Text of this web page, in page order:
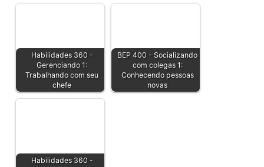
Habilidades 360 -
Gerenciando 1:
Trabalhando com seu
chefe
BEP 400 - Socializando
com colegas 1:
Conhecendo pessoas
novas
Habilidades 360 -